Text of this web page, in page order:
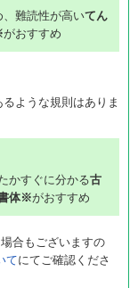
難読性が高いてん
がおすすめ
ような規則はありま
かすぐに分かる古
体※がおすすめ
合もございますの
てにてご確認くださ